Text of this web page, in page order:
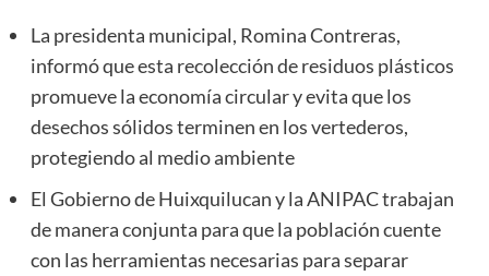
La presidenta municipal, Romina Contreras,
informó que esta recolección de residuos plásticos
promueve la economía circular y evita que los
desechos sólidos terminen en los vertederos,
protegiendo al medio ambiente
El Gobierno de Huixquilucan y la ANIPAC trabajan
de manera conjunta para que la población cuente
con las herramientas necesarias para separar